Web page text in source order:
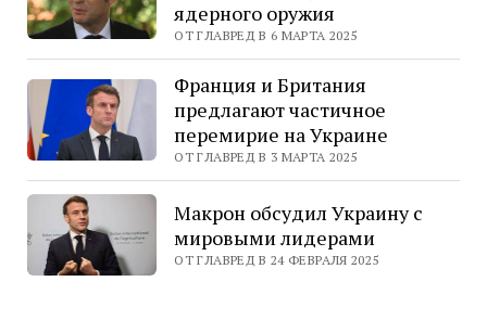
ядерного оружия
ОТ ГЛАВРЕД В 6 МАРТА 2025
Франция и Британия
предлагают частичное
перемирие на Украине
ОТ ГЛАВРЕД В 3 МАРТА 2025
Макрон обсудил Украину с
мировыми лидерами
ОТ ГЛАВРЕД В 24 ФЕВРАЛЯ 2025